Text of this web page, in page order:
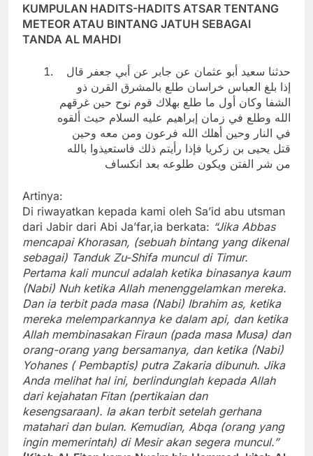
KUMPULAN HADITS-HADITS ATSAR TENTANG
METEOR ATAU BINTANG JATUH SEBAGAI
TANDA AL MAHDI
حدثنا سعيد أبو عثمان عن جابر عن أبي جعفر قال
إذا بلغ العباس خراسان طلع بالمشرق القرن ذو
الشفا وكان أول ما طلع بهلاك قوم نوح حين غرقهم
الله وطلع في زمان إبراهيم عليه السلام حيث ألقوه
في النار وحين أهلك الله فرعون ومن معه وحين
قتل يحيى بن زكريا فإذا رأيتم ذلك فاستعيذوا بالله
من شر الفتن ويكون طلوعه بعد انكساف
Artinya:
Di riwayatkan kepada kami oleh Sa’id abu utsman
dari Jabir dari Abi Ja’far,ia berkata: “Jika Abbas
mencapai Khorasan, (sebuah bintang yang dikenal
sebagai) Tanduk Zu-Shifa muncul di Timur.
Pertama kali muncul adalah ketika binasanya kaum
(Nabi) Nuh ketika Allah menenggelamkan mereka.
Dan ia terbit pada masa (Nabi) Ibrahim as, ketika
mereka melemparkannya ke dalam api, dan ketika
Allah membinasakan Firaun (pada masa Musa) dan
orang-orang yang bersamanya, dan ketika (Nabi)
Yohanes ( Pembaptis) putra Zakaria dibunuh. Jika
Anda melihat hal ini, berlindunglah kepada Allah
dari kejahatan Fitan (pertikaian dan
kesengsaraan). Ia akan terbit setelah gerhana
matahari dan bulan. Kemudian, Abqa (orang yang
ingin memerintah) di Mesir akan segera muncul.”